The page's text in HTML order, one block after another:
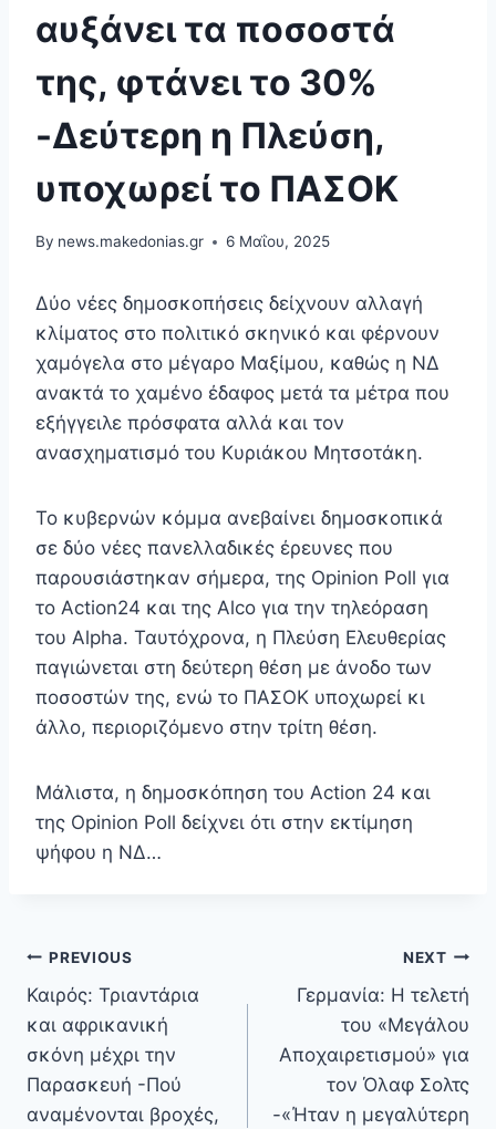
αυξάνει τα ποσοστά
της, φτάνει το 30%
-Δεύτερη η Πλεύση,
υποχωρεί το ΠΑΣΟΚ
By news.makedonias.gr 6 Μαΐου, 2025
Δύο νέες δημοσκοπήσεις δείχνουν αλλαγή
κλίματος στο πολιτικό σκηνικό και φέρνουν
χαμόγελα στο μέγαρο Μαξίμου, καθώς η ΝΔ
ανακτά το χαμένο έδαφος μετά τα μέτρα που
εξήγγειλε πρόσφατα αλλά και τον
ανασχηματισμό του Κυριάκου Μητσοτάκη.
Το κυβερνών κόμμα ανεβαίνει δημοσκοπικά
σε δύο νέες πανελλαδικές έρευνες που
παρουσιάστηκαν σήμερα, της Opinion Poll για
το Action24 και της Alco για την τηλεόραση
του Alpha. Ταυτόχρονα, η Πλεύση Ελευθερίας
παγιώνεται στη δεύτερη θέση με άνοδο των
ποσοστών της, ενώ το ΠΑΣΟΚ υποχωρεί κι
άλλο, περιοριζόμενο στην τρίτη θέση.
Μάλιστα, η δημοσκόπηση του Action 24 και
της Opinion Poll δείχνει ότι στην εκτίμηση
ψήφου η ΝΔ…
Πλοήγηση
άρθρων
PREVIOUS
Καιρός: Τριαντάρια
και αφρικανική
σκόνη μέχρι την
Παρασκευή -Πού
αναμένονται βροχές,
NEXT
Γερμανία: Η τελετή
του «Μεγάλου
Αποχαιρετισμού» για
τον Όλαφ Σολτς
-«Ήταν η μεγαλύτερη